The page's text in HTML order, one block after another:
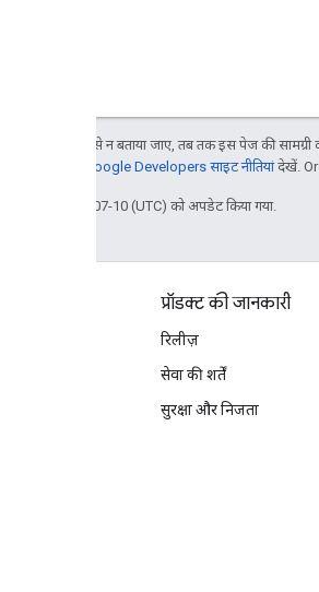
जब तक कुछ अलग से न बताया जाए, तब तक इस पेज की सामग्री
Google Developers साइट नीतियांदेखें.
आखिरी बार 2024-07-10 (UTC) को अपडेट किया गया.
प्रॉडक्ट की जानकारी
रिलीज़
सेवा की शर्तें
सुरक्षा और निजता